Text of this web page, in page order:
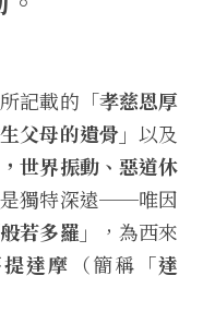
記載的「孝慈恩厚
父母的遺骨」 以及
世界振動、惡道休
是獨特深遠──唯因
般若多羅」
，為西來
達摩 （簡稱 「達